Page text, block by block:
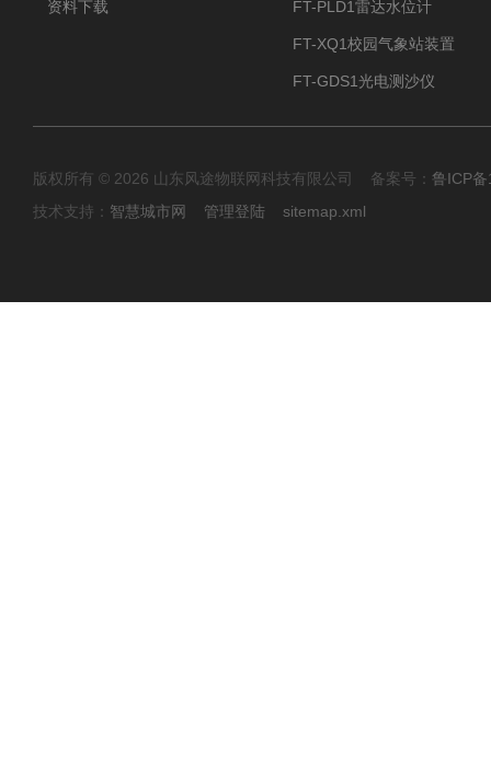
资料下载 FT-PLD1雷达水位计
FT-XQ1校园气象站装置
FT-GDS1光电测沙仪
版权所有 © 2026 山东风途物联网科技有限公司 备案号： 鲁ICP
技术支持： 智慧城市网 管理登陆 sitemap.xml